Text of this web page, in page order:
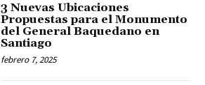
3 Nuevas Ubicaciones
Propuestas para el Monumento
del General Baquedano en
Santiago
febrero 7, 2025